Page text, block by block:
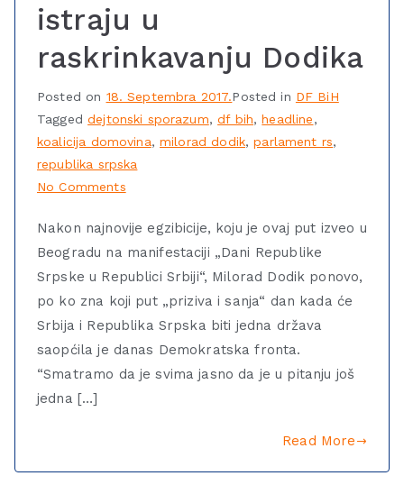
istraju u
raskrinkavanju Dodika
Posted on 18. Septembra 2017.Posted in DF BiH
Taggeddejtonski sporazum,df bih,headline,
koalicija domovina,milorad dodik,parlament rs,
republika srpska
No Comments
Nakon najnovije egzibicije, koju je ovaj put izveo u
Beogradu na manifestaciji „Dani Republike
Srpske u Republici Srbiji“, Milorad Dodik ponovo,
po ko zna koji put „priziva i sanja“ dan kada će
Srbija i Republika Srpska biti jedna država
saopćila je danas Demokratska fronta.
“Smatramo da je svima jasno da je u pitanju još
jedna […]
Read More